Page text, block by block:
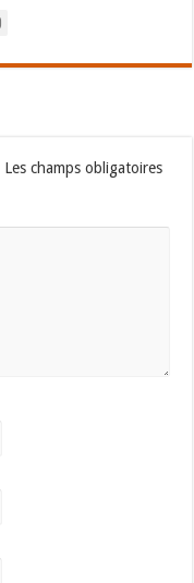
Les champs obligatoires